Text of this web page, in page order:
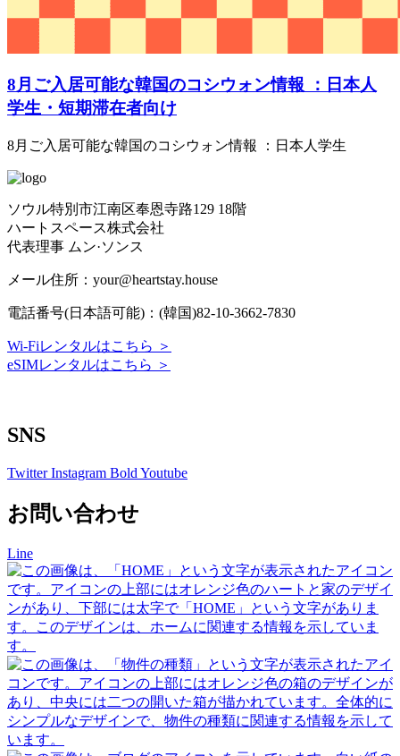
8月ご入居可能な韓国のコシウォン情報 ：日本人
学生・短期滞在者向け
8月ご入居可能な韓国のコシウォン情報 ：日本人学生
ソウル特別市江南区奉恩寺路129 18階
ハートスペース株式会社
代表理事 ムン·ソンス
メール住所：your@heartstay.house
電話番号(日本語可能)：(韓国)82-10-3662-7830
Wi-Fiレンタルはこちら ＞
eSIMレンタルはこちら ＞
SNS
Twitter Instagram Bold Youtube
お問い合わせ
Line